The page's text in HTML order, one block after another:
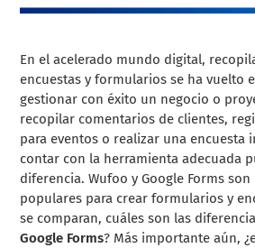
En el acelerado mundo digital,
encuestas y formularios se ha vuelto
gestionar con éxito un negocio o
recopilar comentarios de clientes,
para eventos o realizar una encuesta
contar con la herramienta adecuada
diferencia. Wufoo y Google Forms
populares para crear formularios y
se comparan, cuáles son las
Google Forms? Más importante aún,